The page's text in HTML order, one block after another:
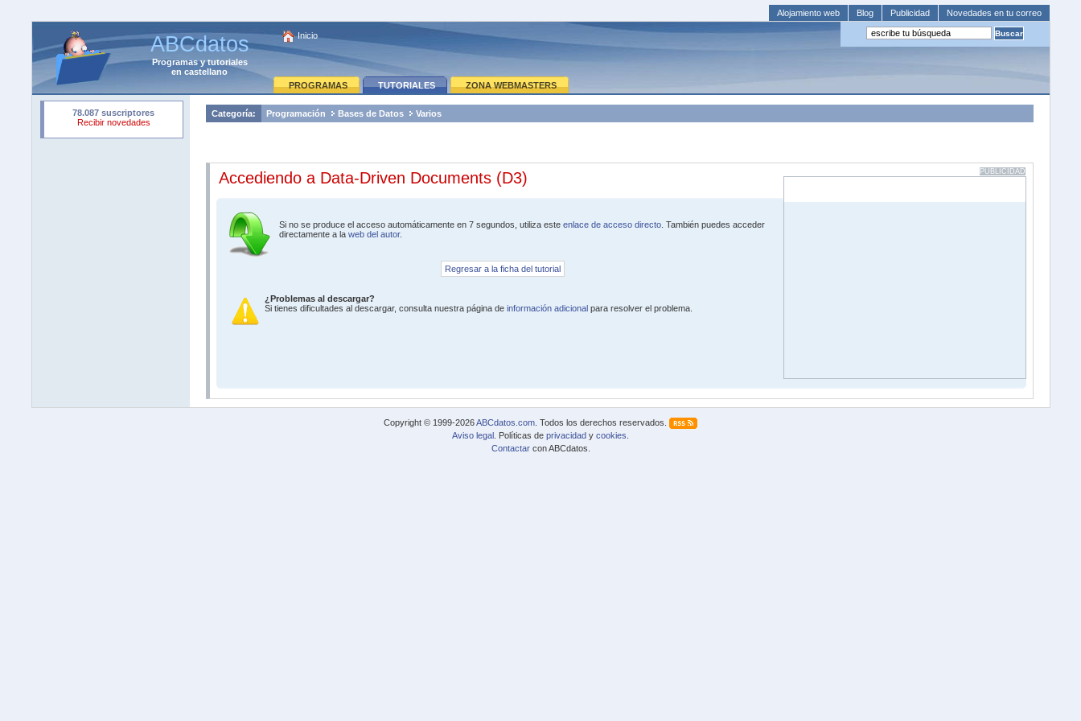
Alojamiento web Blog Publicidad Novedades en tu correo
ABCdatos
Programasytutoriales
en castellano
Inicio
PROGRAMAS TUTORIALES ZONA WEBMASTERS
Categoría: Programación Bases de Datos Varios
PUBLICIDAD
Accediendo a Data-Driven Documents (D3)
Si no se produce el acceso automáticamente en 7 segundos, utiliza este enlace de acceso directo. También puedes acceder
directamente a la web del autor.
Regresar a la ficha del tutorial
¿Problemas al descargar?
Si tienes dificultades al descargar, consulta nuestra página de información adicionalpara resolver el problema.
Copyright © 1999-2026ABCdatos.com . Todos los derechos reservados.
Aviso legal . Políticas de privacidad y cookies
Contactarcon ABCdatos.